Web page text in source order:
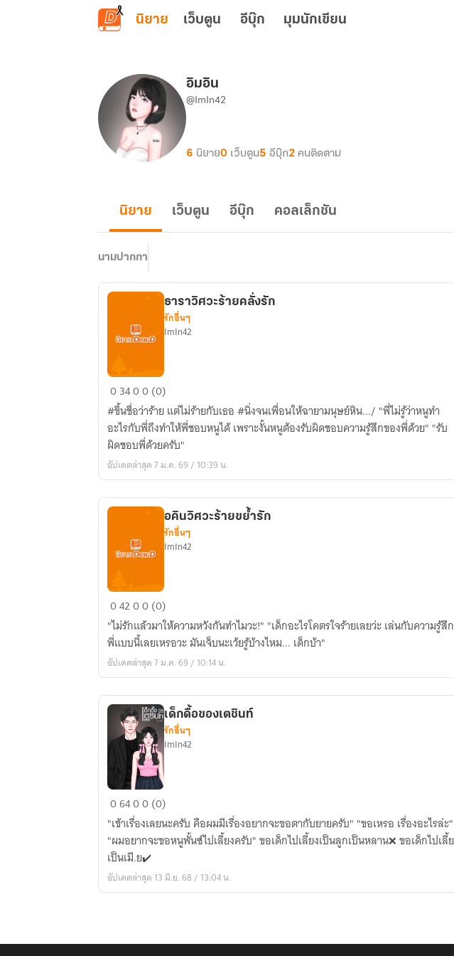
ข้ามไปยังเนื้อหาหลัก
นิยาย เว็บตูน อีบุ๊ก มุมนักเขียน
อิมอิน
@ImIn42
6 นิยาย0 เว็บตูน5 อีบุ๊ก2 คนติดตาม
นิยาย เว็บตูน อีบุ๊ก คอลเล็กชัน
นามปากกา
ธารา
วิศวะ
ร้าย
คลั่ง
รัก
ธาราวิศวะร้ายคลั่งรัก
รักอื่นๆ
ImIn42
03400 (0)
#ขึ้นชื่อว่าร้าย แต่ไม่ร้ายกับเธอ #นิ่งจนเพื่อนให้ฉายามนุษย์หิน.../ "พี่ไม่รู้ว่าหนูทำ
อะไรกับพี่ถึงทำให้พี่ชอบหนูได้ เพราะงั้นหนูต้องรับผิดชอบความรู้สึกของพี่ด้วย" "รับ
ผิดชอบพี่ด้วยครับ"
อัปเดตล่าสุด 7 ม.ค. 69 / 10:39 น.
อคิ
นวิ
ศวะ
ร้าย
ขย้ำ
อคินวิศวะร้ายขย้ำรัก
รักอื่นๆ
ImIn42
04200 (0)
"ไม่รักแล้วมาให้ความหวังกันทำไมวะ!" "เด็กอะไรโคตรใจร้ายเลยว่ะ เล่นกับความรู้สึก
พี่แบบนี้เลยเหรอวะ มันเจ็บนะเว้ยรู้บ้างไหม... เด็กบ้า"
อัปเดตล่าสุด 7 ม.ค. 69 / 10:14 น.
เด็ก
ดื้อ
ของ
เต
ชิ
นท์
เด็กดื้อของเตชินท์
รักอื่นๆ
ImIn42
06400 (0)
"เข้าเรื่องเลยนะครับ คือผมมีเรื่องอยากจะขอตากับยายครับ" "ขอเหรอ เรื่องอะไรล่ะ"
"ผมอยากจะขอหนูพั้นซ์ไปเลี้ยงครับ" ขอเด็กไปเลี้ยงเป็นลูกเป็นหลาน❌ ขอเด็กไปเลี้ยง
เป็นเมี.ย✔️
อัปเดตล่าสุด 13 มิ.ย. 68 / 13:04 น.